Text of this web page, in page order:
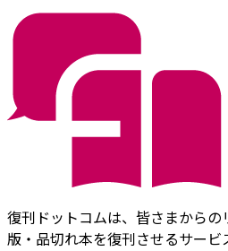
復刊ドットコムは、皆さまから
版・品切れ本を復刊させるサービ